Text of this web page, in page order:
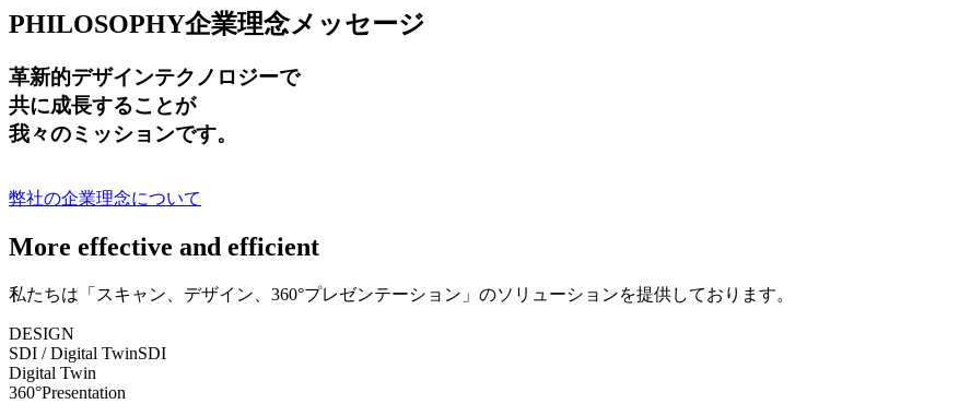
PHILOSOPHY企業理念メッセージ
革新的デザインテクノロジーで
共に成長することが
我々のミッションです。
弊社の企業理念について
More effective and efficient
私たちは「スキャン、デザイン、360°プレゼンテーション」のソリューションを提供しております。
DESIGN
SDI / Digital TwinSDI
Digital Twin
360°Presentation